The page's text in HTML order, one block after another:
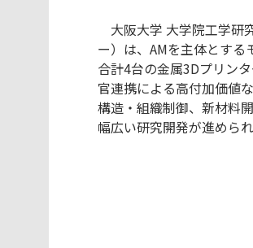
大阪大学 大学院工学研
ー）は、AMを主体とする
合計4台の金属3Dプリン
官連携による高付加価値
構造・組織制御、新材料
幅広い研究開発が進められ